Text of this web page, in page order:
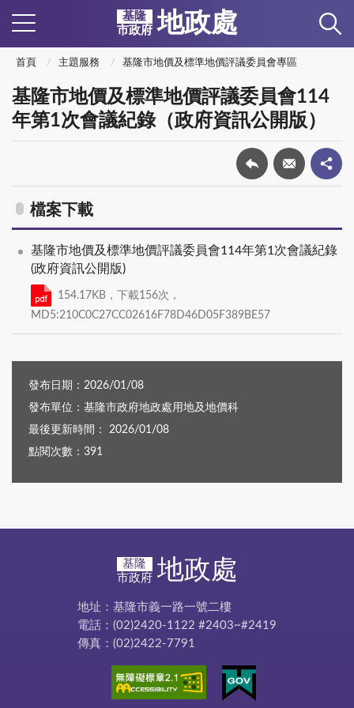
基隆
市政府 地政處
首頁 主題服務 基隆市地價及標準地價評議委員會專區
基隆市地價及標準地價評議委員會114
年第1次會議紀錄（政府資訊公開版）
檔案下載
基隆市地價及標準地價評議委員會114年第1次會議紀錄
(政府資訊公開版)
154.17KB，下載156次，
MD5:210C0C27CC02616F78D46D05F389BE57
發布日期：2026/01/08
發布單位：基隆市政府地政處用地及地價科
最後更新時間： 2026/01/08
點閱次數：391
基隆
市政府 地政處
地址：基隆市義一路一號二樓
電話：(02)2420-1122 #2403~#2419
傳真：(02)2422-7791